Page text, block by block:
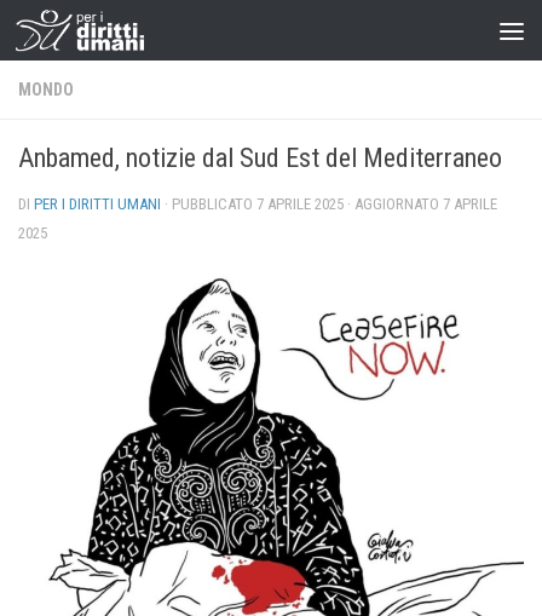
MONDO
Anbamed, notizie dal Sud Est del Mediterraneo
DI PER I DIRITTI UMANI · PUBBLICATO 7 APRILE 2025 · AGGIORNATO 7 APRILE
2025